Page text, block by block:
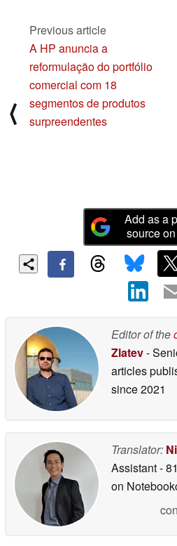
⟨
Previous article
A HP anuncia a
reformulação do portfólio
comercial com 18
segmentos de produtos
surpreendentes
Add as a
source
Editor of the
Zlatev-
articles
since 2021
Translator:
Assistant-
on